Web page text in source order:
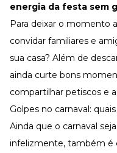
energia da festa sem
Para deixar o momento
convidar familiares e
sua casa? Além de
ainda curte bons
compartilhar petiscos e
Golpes no carnaval:
Ainda que o carnaval
infelizmente, também é